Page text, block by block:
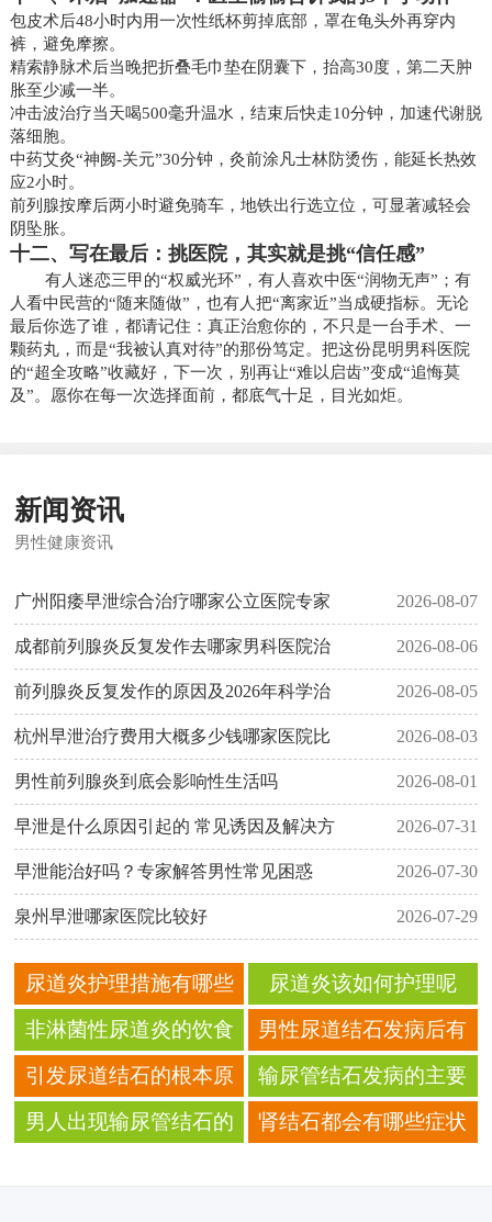
包皮术后48小时内用一次性纸杯剪掉底部，罩在龟头外再穿内
裤，避免摩擦。
精索静脉术后当晚把折叠毛巾垫在阴囊下，抬高30度，第二天肿
胀至少减一半。
冲击波治疗当天喝500毫升温水，结束后快走10分钟，加速代谢脱
落细胞。
中药艾灸“神阙-关元”30分钟，灸前涂凡士林防烫伤，能延长热效
应2小时。
前列腺按摩后两小时避免骑车，地铁出行选立位，可显著减轻会
阴坠胀。
十二、写在最后：挑医院，其实就是挑“信任感”
有人迷恋三甲的“权威光环”，有人喜欢中医“润物无声”；有
人看中民营的“随来随做”，也有人把“离家近”当成硬指标。无论
最后你选了谁，都请记住：真正治愈你的，不只是一台手术、一
颗药丸，而是“我被认真对待”的那份笃定。把这份昆明男科医院
的“超全攻略”收藏好，下一次，别再让“难以启齿”变成“追悔莫
及”。愿你在每一次选择面前，都底气十足，目光如炬。
新闻资讯
男性健康资讯
广州阳痿早泄综合治疗哪家公立医院专家 2026-08-07
成都前列腺炎反复发作去哪家男科医院治 2026-08-06
前列腺炎反复发作的原因及2026年科学治 2026-08-05
杭州早泄治疗费用大概多少钱哪家医院比 2026-08-03
男性前列腺炎到底会影响性生活吗 2026-08-01
早泄是什么原因引起的 常见诱因及解决方 2026-07-31
早泄能治好吗？专家解答男性常见困惑 2026-07-30
泉州早泄哪家医院比较好 2026-07-29
尿道炎护理措施有哪些
呢
尿道炎该如何护理呢
非淋菌性尿道炎的饮食
禁忌有哪些呢
男性尿道结石发病后有
什么症状
引发尿道结石的根本原
因是什么
输尿管结石发病的主要
四大原因
男人出现输尿管结石的
肾结石都会有哪些症状